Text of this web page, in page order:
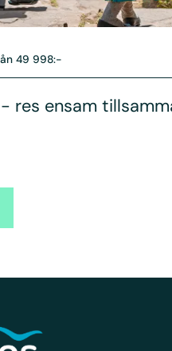
49 998:-
res ensam